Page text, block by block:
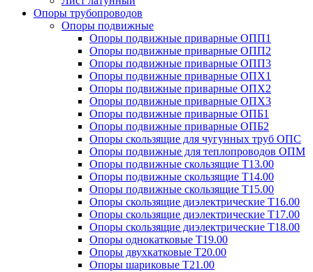
Опоры трубопроводов
Опоры подвижные
Опоры подвижные приварные ОПП1
Опоры подвижные приварные ОПП2
Опоры подвижные приварные ОПП3
Опоры подвижные приварные ОПХ1
Опоры подвижные приварные ОПХ2
Опоры подвижные приварные ОПХ3
Опоры подвижные приварные ОПБ1
Опоры подвижные приварные ОПБ2
Опоры скользящие для чугунных труб ОПС
Опоры подвижные для теплопроводов ОПМ
Опоры подвижные скользящие Т13.00
Опоры подвижные скользящие Т14.00
Опоры подвижные скользящие Т15.00
Опоры скользящие диэлектрические Т16.00
Опоры скользящие диэлектрические Т17.00
Опоры скользящие диэлектрические Т18.00
Опоры однокатковые Т19.00
Опоры двухкатковые Т20.00
Опоры шариковые Т21.00